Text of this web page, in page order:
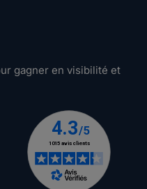
gagner en visibilité et